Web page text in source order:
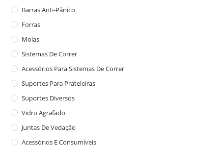
Barras Anti-Pânico
Forras
Molas
Sistemas De Correr
Acessórios Para Sistemas De Correr
Suportes Para Prateleiras
Suportes Diversos
Vidro Agrafado
Juntas De Vedação
Acessórios E Consumíveis